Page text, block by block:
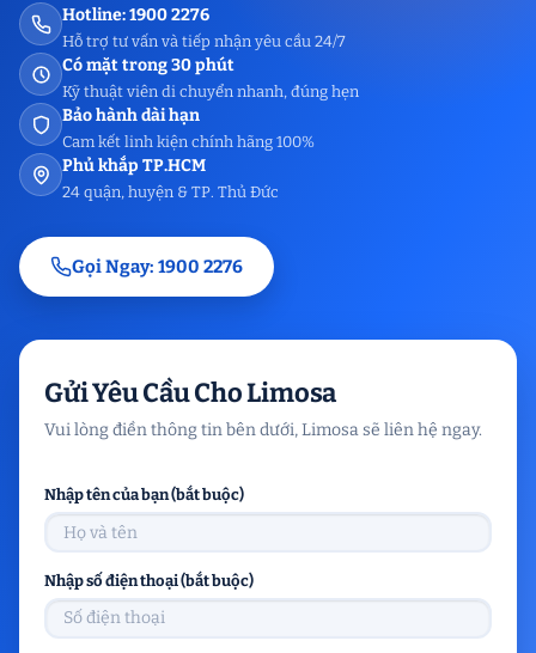
Hotline: 1900 2276
Hỗ trợ tư vấn và tiếp nhận yêu cầu 24/7
Có mặt trong 30 phút
Kỹ thuật viên di chuyển nhanh, đúng hẹn
Bảo hành dài hạn
Cam kết linh kiện chính hãng 100%
Phủ khắp TP.HCM
24 quận, huyện & TP. Thủ Đức
Gọi Ngay: 1900 2276
Gửi Yêu Cầu Cho Limosa
Vui lòng điền thông tin bên dưới, Limosa sẽ liên hệ ngay.
Nhập tên của bạn (bắt buộc)
Nhập số điện thoại (bắt buộc)